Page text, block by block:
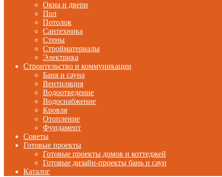
Окна и двери
Пол
Потолок
Сантехника
Стены
Стройматериалы
Электрика
Строительство и коммуникации
Баня и сауна
Вентиляция
Водоотведение
Водоснабжение
Кровля
Отопление
Фундамент
Советы
Готовые проекты
Готовые проекты домов и коттеджей
Готовые дизайн-проекты бань и саун
Каталог